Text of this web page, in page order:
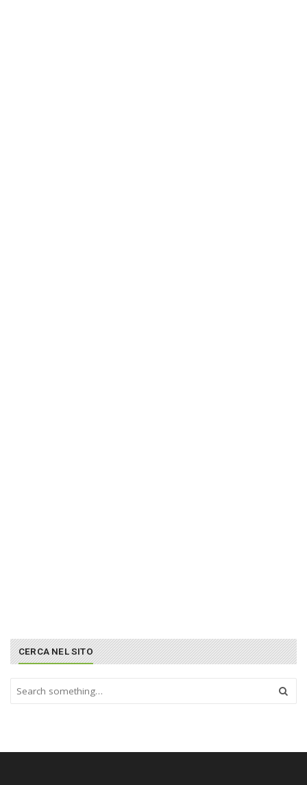
CERCA NEL SITO
h